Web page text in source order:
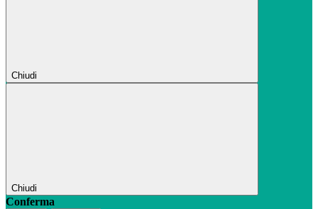
Chiudi
Chiudi
Conferma